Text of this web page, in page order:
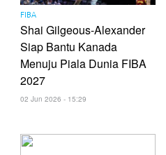
FIBA
Shai Gilgeous-Alexander
Siap Bantu Kanada
Menuju Piala Dunia FIBA
2027
02 Jun 2026 - 15:29